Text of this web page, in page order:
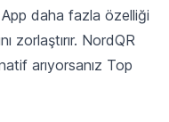
App daha fazla özelliği
zorlaştırır. NordQR
arıyorsanız Top